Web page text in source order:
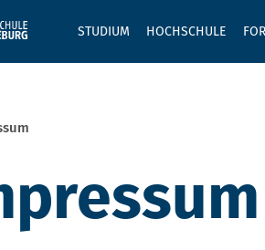
STUDIUM HOCHSCHULE